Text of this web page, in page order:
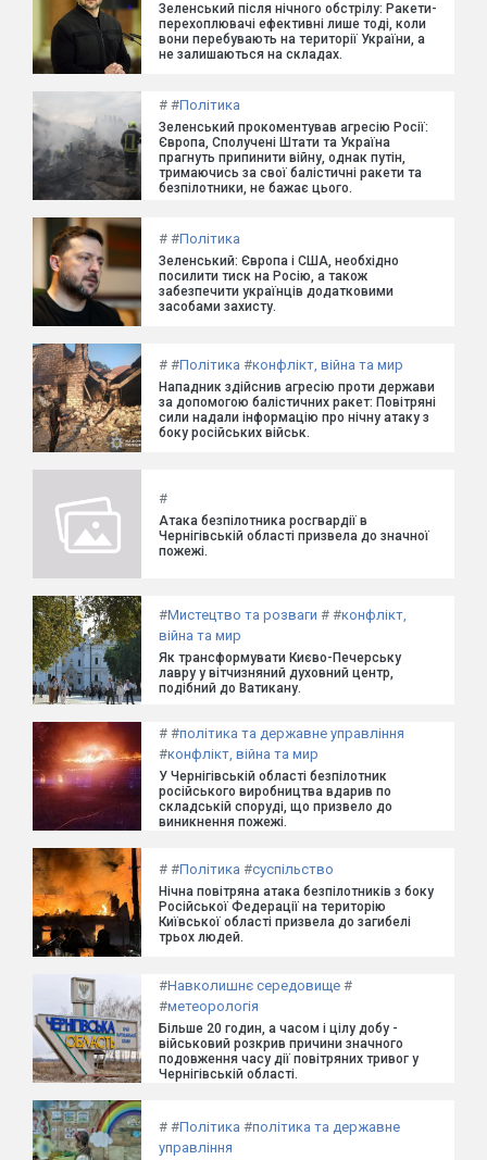
Зеленський після нічного обстрілу: Ракети-
перехоплювачі ефективні лише тоді, коли
вони перебувають на території України, а
не залишаються на складах.
# #Політика
Зеленський прокоментував агресію Росії:
Європа, Сполучені Штати та Україна
прагнуть припинити війну, однак путін,
тримаючись за свої балістичні ракети та
безпілотники, не бажає цього.
# #Політика
Зеленський: Європа і США, необхідно
посилити тиск на Росію, а також
забезпечити українців додатковими
засобами захисту.
# #Політика #конфлікт, війна та мир
Нападник здійснив агресію проти держави
за допомогою балістичних ракет: Повітряні
сили надали інформацію про нічну атаку з
боку російських військ.
#
Атака безпілотника росгвардії в
Чернігівській області призвела до значної
пожежі.
#Мистецтво та розваги # #конфлікт,
війна та мир
Як трансформувати Києво-Печерську
лавру у вітчизняний духовний центр,
подібний до Ватикану.
# #політика та державне управління
#конфлікт, війна та мир
У Чернігівській області безпілотник
російського виробництва вдарив по
складській споруді, що призвело до
виникнення пожежі.
# #Політика #суспільство
Нічна повітряна атака безпілотників з боку
Російської Федерації на територію
Київської області призвела до загибелі
трьох людей.
#Навколишнє середовище #
#метеорологія
Більше 20 годин, а часом і цілу добу -
військовий розкрив причини значного
подовження часу дії повітряних тривог у
Чернігівській області.
# #Політика #політика та державне
управління